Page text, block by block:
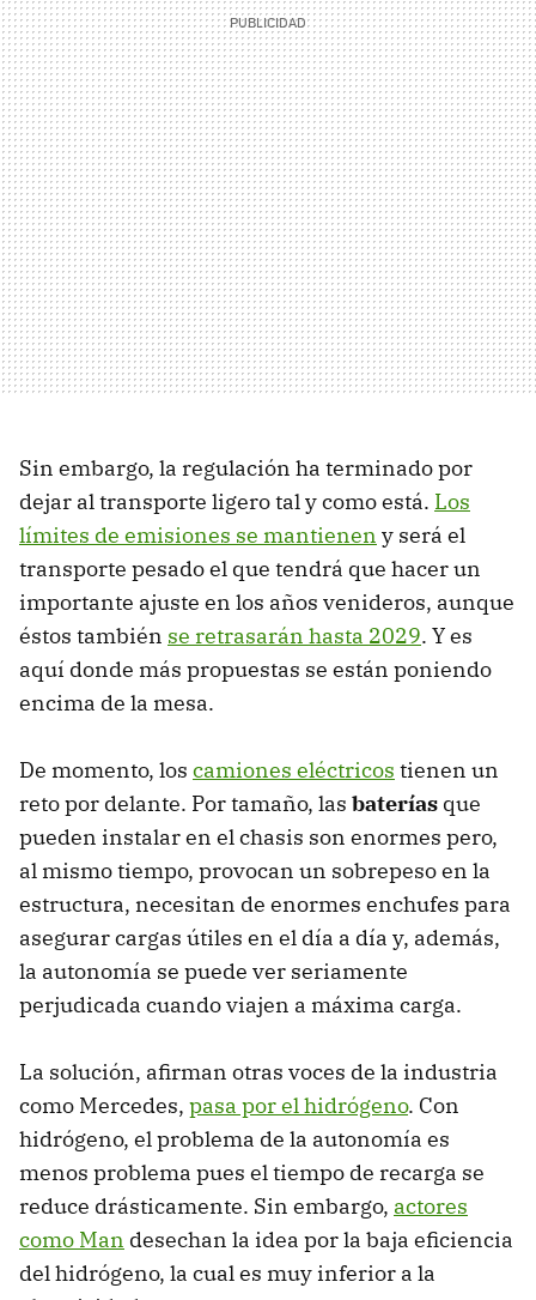
Sin embargo, la regulación ha terminado por
dejar al transporte ligero tal y como está. Los
límites de emisiones se mantienen y será el
transporte pesado el que tendrá que hacer un
importante ajuste en los años venideros, aunque
éstos también se retrasarán hasta 2029. Y es
aquí donde más propuestas se están poniendo
encima de la mesa.
De momento, los camiones eléctricos tienen un
reto por delante. Por tamaño, las baterías que
pueden instalar en el chasis son enormes pero,
al mismo tiempo, provocan un sobrepeso en la
estructura, necesitan de enormes enchufes para
asegurar cargas útiles en el día a día y, además,
la autonomía se puede ver seriamente
perjudicada cuando viajen a máxima carga.
La solución, afirman otras voces de la industria
como Mercedes, pasa por el hidrógeno. Con
hidrógeno, el problema de la autonomía es
menos problema pues el tiempo de recarga se
reduce drásticamente. Sin embargo, actores
como Man desechan la idea por la baja eficiencia
del hidrógeno, la cual es muy inferior a la